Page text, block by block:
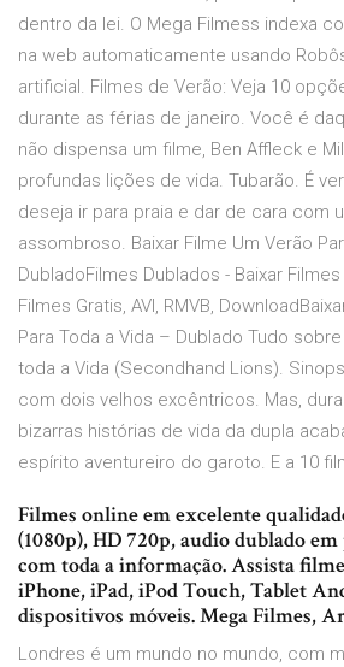
dentro da lei. O Mega Filmess indexa
na web automaticamente usando
artificial. Filmes de Verão: Veja 10
durante as férias de janeiro. Você é
não dispensa um filme, Ben Affleck e
profundas lições de vida. Tubarão. É
deseja ir para praia e dar de cara com
assombroso. Baixar Filme Um Verão
DubladoFilmes Dublados - Baixar
Filmes Gratis, AVI, RMVB,
Para Toda a Vida – Dublado Tudo
toda a Vida (Secondhand Lions).
com dois velhos excêntricos. Mas,
bizarras histórias de vida da dupla
espírito aventureiro do garoto. E a 10
Filmes online em excelente
(1080p), HD 720p, audio dublado
com toda a informação. Assista
iPhone, iPad, iPod Touch, Tablet
dispositivos móveis. Mega Filmes,
Londres é um mundo no mundo, com